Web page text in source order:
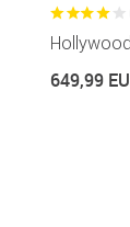
649,99